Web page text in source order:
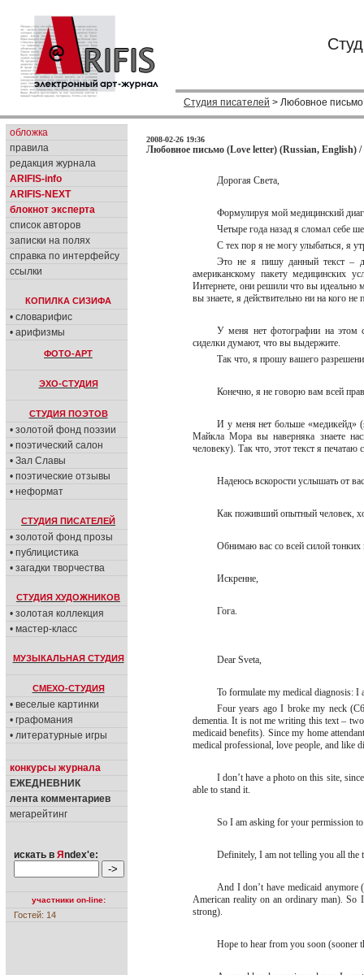
Студия писателей > Любовное
обложка
правила
редакция журнала
ARIFIS-info
ARIFIS-NEXT
блокнот эксперта
список авторов
записки на полях
справка по интерфейсу
ссылки
КОПИЛКА СИЗИФА
• словарифис
• арифизмы
ФОТО-АРТ
ЭХО-СТУДИЯ
СТУДИЯ ПОЭТОВ
• золотой фонд поэзии
• поэтический салон
• Зал Славы
• поэтические отзывы
• неформат
СТУДИЯ ПИСАТЕЛЕЙ
• золотой фонд прозы
• публицистика
• загадки творчества
СТУДИЯ ХУДОЖНИКОВ
• золотая коллекция
• мастер-класс
МУЗЫКАЛЬНАЯ СТУДИЯ
СМЕХО-СТУДИЯ
• веселые картинки
• графомания
• литературные игры
конкурсы журнала
ЕЖЕДНЕВНИК
лента комментариев
мегарейтинг
искать в Я ndex'е:
участники on-line:
Гостей: 14
2008-02-26 19:36
Любовное письмо (Love letter) (Russian, English)
Дорогая Света,
Формулируя мой медицинский
Четыре года назад я сломал себе
С тех пор я не могу улыбаться, я
Это не я пишу данный текст –
американскому пакету медицинских
Интернете, они решили что вы идеально
вы знаете, я действительно ни на кого
У меня нет фотографии на этом
сиделки думают, что вы выдержите.
Так что, я прошу вашего
Конечно, я не говорю вам всей
И у меня нет больше «медикейд»
Майкла Мора вы наверняка знаете
человеку). Так что, этот текст я
Надеюсь вскорости услышать от
Как поживший опытный человек,
Обнимаю вас со всей силой
Искренне,
Гога.
Dear Sveta,
To formulate my medical diagnosis:
Four years ago I broke my neck
dementia. It is not me writing this text –
medicaid benefits). Since my home
medical professional, love people, and like
I don’t have a photo on this site,
able to stand it.
So I am asking for your permission
Definitely, I am not telling you all
And I don’t have medicaid
American reality on an ordinary man).
strong).
Hope to hear from you soon (sooner